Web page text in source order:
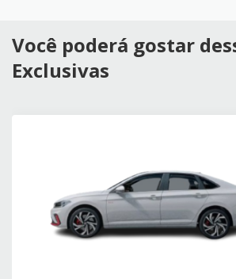
Você poderá gostar
Exclusivas